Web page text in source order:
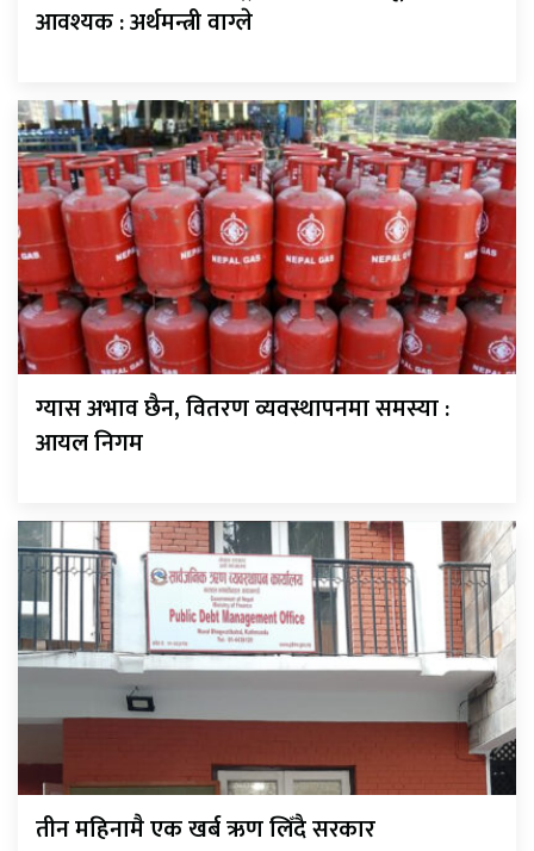
आवश्यक : अर्थमन्त्री वाग्ले
ग्यास अभाव छैन, वितरण व्यवस्थापनमा समस्या :
आयल निगम
तीन महिनामै एक खर्ब ऋण लिँदै सरकार